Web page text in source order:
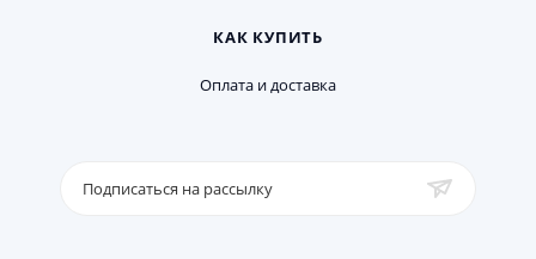
КАК КУПИТЬ
Оплата и доставка
Подписаться на рассылку